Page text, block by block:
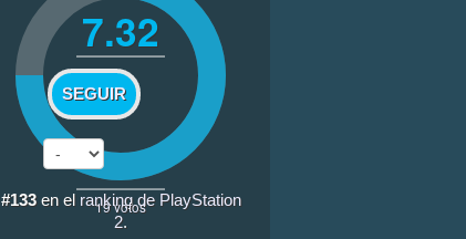
7.32
SEGUIR
19votos
#133en el ranking de PlayStation
2.